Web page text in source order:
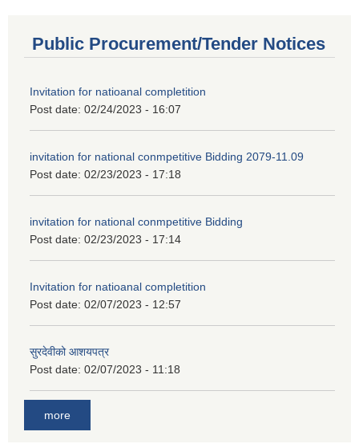
Public Procurement/Tender Notices
Invitation for natioanal completition
Post date: 02/24/2023 - 16:07
invitation for national conmpetitive Bidding 2079-11.09
Post date: 02/23/2023 - 17:18
invitation for national conmpetitive Bidding
Post date: 02/23/2023 - 17:14
Invitation for natioanal completition
Post date: 02/07/2023 - 12:57
सुरदेवीको आशयपत्र
Post date: 02/07/2023 - 11:18
more